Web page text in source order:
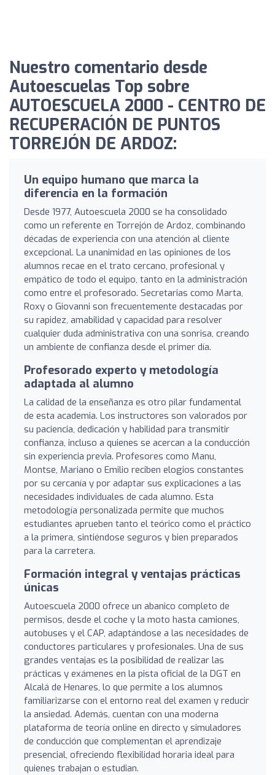
Nuestro comentario desde
Autoescuelas Top sobre
AUTOESCUELA 2000 - CENTRO DE
RECUPERACIÓN DE PUNTOS
TORREJÓN DE ARDOZ:
Un equipo humano que marca la
diferencia en la formación
Desde 1977, Autoescuela 2000 se ha consolidado
como un referente en Torrejón de Ardoz, combinando
décadas de experiencia con una atención al cliente
excepcional. La unanimidad en las opiniones de los
alumnos recae en el trato cercano, profesional y
empático de todo el equipo, tanto en la administración
como entre el profesorado. Secretarias como Marta,
Roxy o Giovanni son frecuentemente destacadas por
su rapidez, amabilidad y capacidad para resolver
cualquier duda administrativa con una sonrisa, creando
un ambiente de confianza desde el primer día.
Profesorado experto y metodología
adaptada al alumno
La calidad de la enseñanza es otro pilar fundamental
de esta academia. Los instructores son valorados por
su paciencia, dedicación y habilidad para transmitir
confianza, incluso a quienes se acercan a la conducción
sin experiencia previa. Profesores como Manu,
Montse, Mariano o Emilio reciben elogios constantes
por su cercanía y por adaptar sus explicaciones a las
necesidades individuales de cada alumno. Esta
metodología personalizada permite que muchos
estudiantes aprueben tanto el teórico como el práctico
a la primera, sintiéndose seguros y bien preparados
para la carretera.
Formación integral y ventajas prácticas
únicas
Autoescuela 2000 ofrece un abanico completo de
permisos, desde el coche y la moto hasta camiones,
autobuses y el CAP, adaptándose a las necesidades de
conductores particulares y profesionales. Una de sus
grandes ventajas es la posibilidad de realizar las
prácticas y exámenes en la pista oficial de la DGT en
Alcalá de Henares, lo que permite a los alumnos
familiarizarse con el entorno real del examen y reducir
la ansiedad. Además, cuentan con una moderna
plataforma de teoría online en directo y simuladores
de conducción que complementan el aprendizaje
presencial, ofreciendo flexibilidad horaria ideal para
quienes trabajan o estudian.